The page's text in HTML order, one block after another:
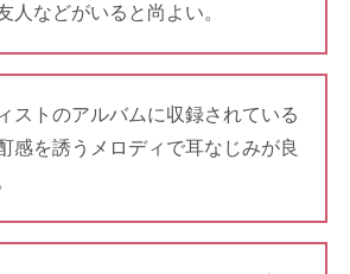
人などがいると尚よい。
ストのアルバムに収録されている
感を誘うメロディで耳なじみが良